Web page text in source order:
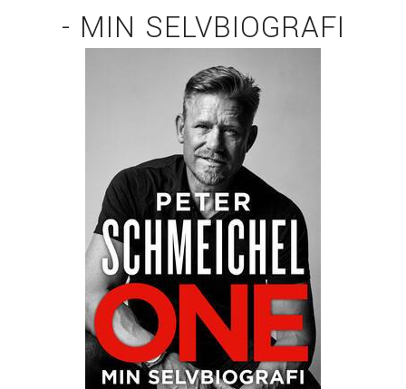
- MIN SELVBIOGRAFI